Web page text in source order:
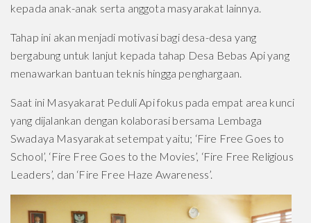
kepada anak-anak serta anggota masyarakat lainnya.
Tahap ini akan menjadi motivasi bagi desa-desa yang
bergabung untuk lanjut kepada tahap Desa Bebas Api yang
menawarkan bantuan teknis hingga penghargaan.
Saat ini Masyakarat Peduli Api fokus pada empat area kunci
yang dijalankan dengan kolaborasi bersama Lembaga
Swadaya Masyarakat setempat yaitu; ‘Fire Free Goes to
School’, ‘Fire Free Goes to the Movies’, ‘Fire Free Religious
Leaders’, dan ‘Fire Free Haze Awareness’.